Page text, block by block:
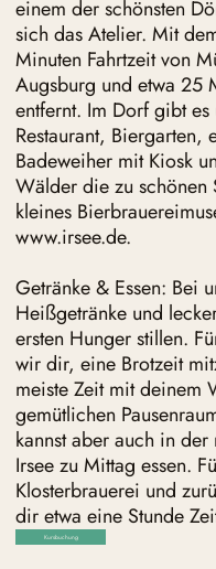
einem der schönsten
sich das Atelier. Mit
Minuten Fahrtzeit von
Augsburg und etwa 25
entfernt. Im Dorf gibt
Restaurant, Biergarten,
Badeweiher mit Kiosk
Wälder die zu
kleines
www.irsee.de.
Getränke & Essen: Bei
Heißgetränke und
ersten Hunger stillen.
wir dir, eine Brotzeit
meiste Zeit mit deinem
gemütlichen
kannst aber auch in
Irsee zu Mittag essen.
Klosterbrauerei und
dir etwa eine Stunde
Kursbuchung